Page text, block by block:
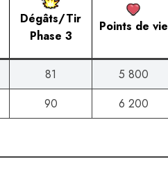
Dégâts/Tir
Phase 3
Points de vie
81 5 800
90 6 200